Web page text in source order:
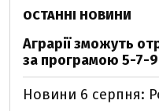
ОСТАННІ НОВИНИ
Аграрії зможуть
за програмою 5-7-
Новини 6 серпня: